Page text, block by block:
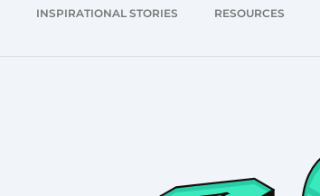
INSPIRATIONAL STORIES RESOURCES